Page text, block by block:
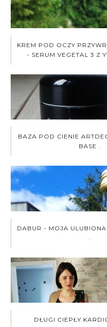
KREM POD OCZY
- SERUM VEGETAL 3 Z
BAZA POD CIENIE
BASE .
DABUR - MOJA
DŁUGI CIEPŁY